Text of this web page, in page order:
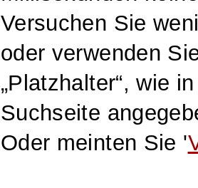
Versuchen Sie
oder verwenden
Platzhalter , wie
Suchseite
Oder meinten Sie '